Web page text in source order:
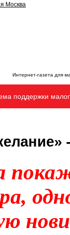
Интернет-газета для
поддержки